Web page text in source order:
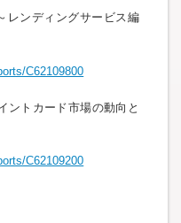
レンディングサービス編
C62109800
ントカード市場の動向と
C62109200